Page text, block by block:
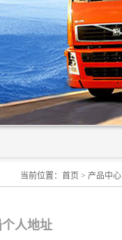
当前位置： 首页 > 产品中心
人地址